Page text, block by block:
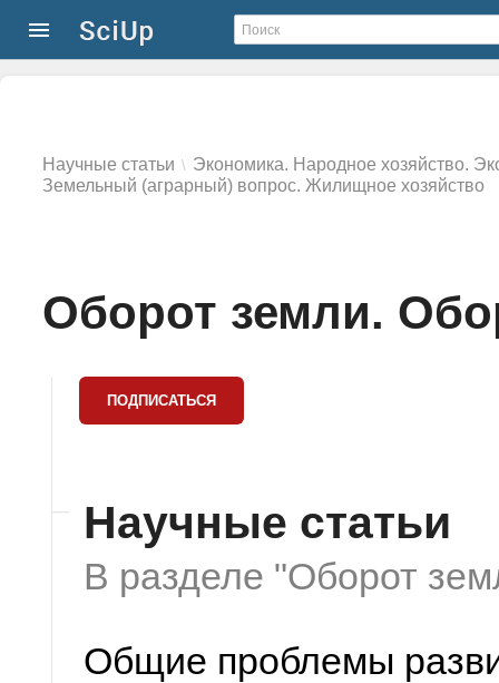
Научные статьи \ Экономика. Народное хозяйство.
Земельный (аграрный) вопрос. Жилищное хозяйство
Оборот земли.
Научные статьи
В разделе "Оборот
Общие проблемы